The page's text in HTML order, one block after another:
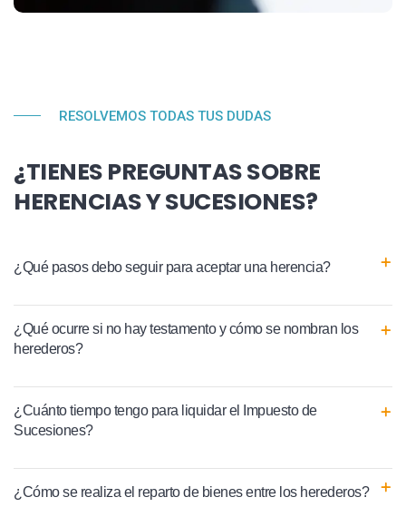
RESOLVEMOS TODAS TUS DUDAS
¿TIENES PREGUNTAS SOBRE
HERENCIAS Y SUCESIONES?
¿Qué pasos debo seguir para aceptar una herencia?
¿Qué ocurre si no hay testamento y cómo se nombran los
herederos?
¿Cuánto tiempo tengo para liquidar el Impuesto de
Sucesiones?
¿Cómo se realiza el reparto de bienes entre los herederos?